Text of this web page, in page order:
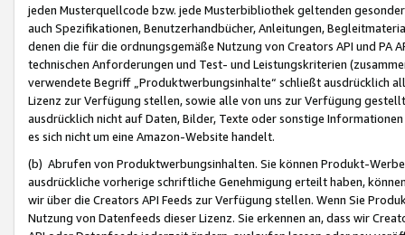
jeden Musterquellcode bzw. jede Musterbibliothek geltenden
auch Spezifikationen, Benutzerhandbücher, Anleitungen,
denen die für die ordnungsgemäße Nutzung von Creators API und PA
technischen Anforderungen und Test- und Leistungskriterien
verwendete Begriff „Produktwerbungsinhalte“ schließt ausdrücklich
Lizenz zur Verfügung stellen, sowie alle von uns zur Verfügung
ausdrücklich nicht auf Daten, Bilder, Texte oder sonstige
es sich nicht um eine Amazon-Website handelt.
(b) Abrufen von Produktwerbungsinhalten. Sie können Produkt-
ausdrückliche vorherige schriftliche Genehmigung erteilt haben,
wir über die Creators API Feeds zur Verfügung stellen. Wenn Sie
Nutzung von Datenfeeds dieser Lizenz. Sie erkennen an, dass wir